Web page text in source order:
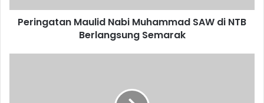
Peringatan Maulid Nabi Muhammad SAW di NTB
Berlangsung Semarak